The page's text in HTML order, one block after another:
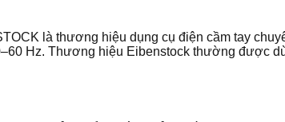
là thương hiệu dụng cụ điện cầm tay
Hz. Thương hiệu Eibenstock thường được